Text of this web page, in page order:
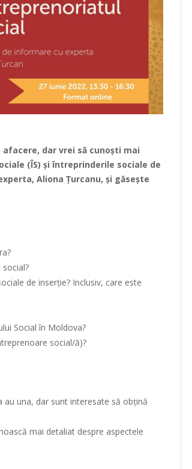
dar vrei să cunoști mai
(ÎS) și întreprinderile sociale de
Aliona Țurcanu, și găsește
de inserție? Inclusiv, care este
Social în Moldova?
social/ă)?
una, dar sunt interesate să obțină
mai detaliat despre aspectele